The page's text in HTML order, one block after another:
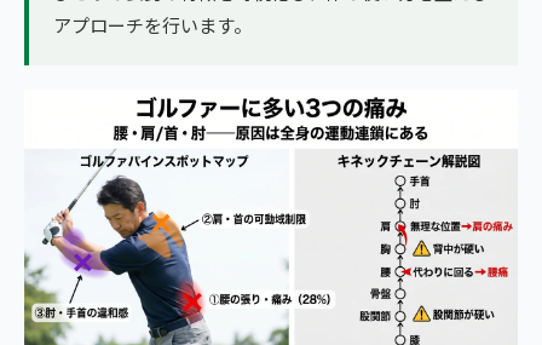
アプローチを行います。